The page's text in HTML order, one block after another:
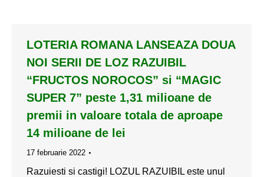
LOTERIA ROMANA LANSEAZA DOUA
NOI SERII DE LOZ RAZUIBIL
“FRUCTOS NOROCOS” si “MAGIC
SUPER 7” peste 1,31 milioane de
premii in valoare totala de aproape
14 milioane de lei
17 februarie 2022
Razuiesti si castigi! LOZUL RAZUIBIL este unul